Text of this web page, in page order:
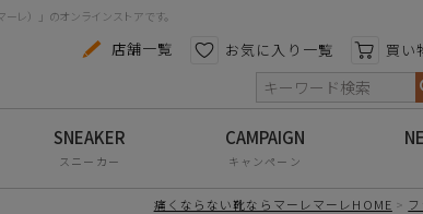
レ）」のオンラインストアです。
店舗一覧 お気に入り一覧 買い
スニーカー キャンペーン
痛くならない靴ならマーレマーレHOME
シューズ
色から探す